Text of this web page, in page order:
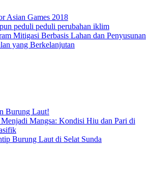
Asian Games 2018
peduli peduli perubahan iklim
Mitigasi Berbasis Lahan dan Penyusunan
yang Berkelanjutan
Burung Laut!
Menjadi Mangsa: Kondisi Hiu dan Pari di
Burung Laut di Selat Sunda